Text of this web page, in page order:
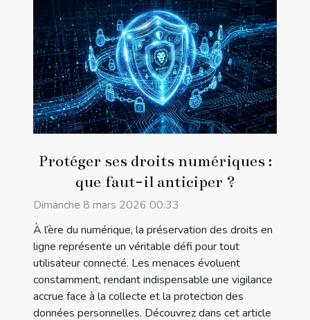
Protéger ses droits numériques :
que faut-il anticiper ?
Dimanche 8 mars 2026 00:33
À l’ère du numérique, la préservation des droits en
ligne représente un véritable défi pour tout
utilisateur connecté. Les menaces évoluent
constamment, rendant indispensable une vigilance
accrue face à la collecte et la protection des
données personnelles. Découvrez dans cet article